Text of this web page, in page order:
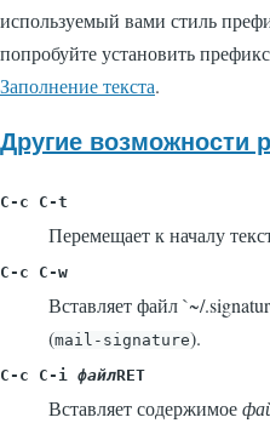
используемый вами стиль
попробуйте установить
Заполнение текста.
Другие возможности
C-c C-t
Перемещает к началу
C-c C-w
Вставляет файл`~/
(mail-signature).
C-c C-i файлRET
Вставляет содержимое